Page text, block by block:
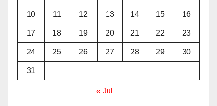
10 11 12 13 14 15 16
17 18 19 20 21 22 23
24 25 26 27 28 29 30
31
« Jul